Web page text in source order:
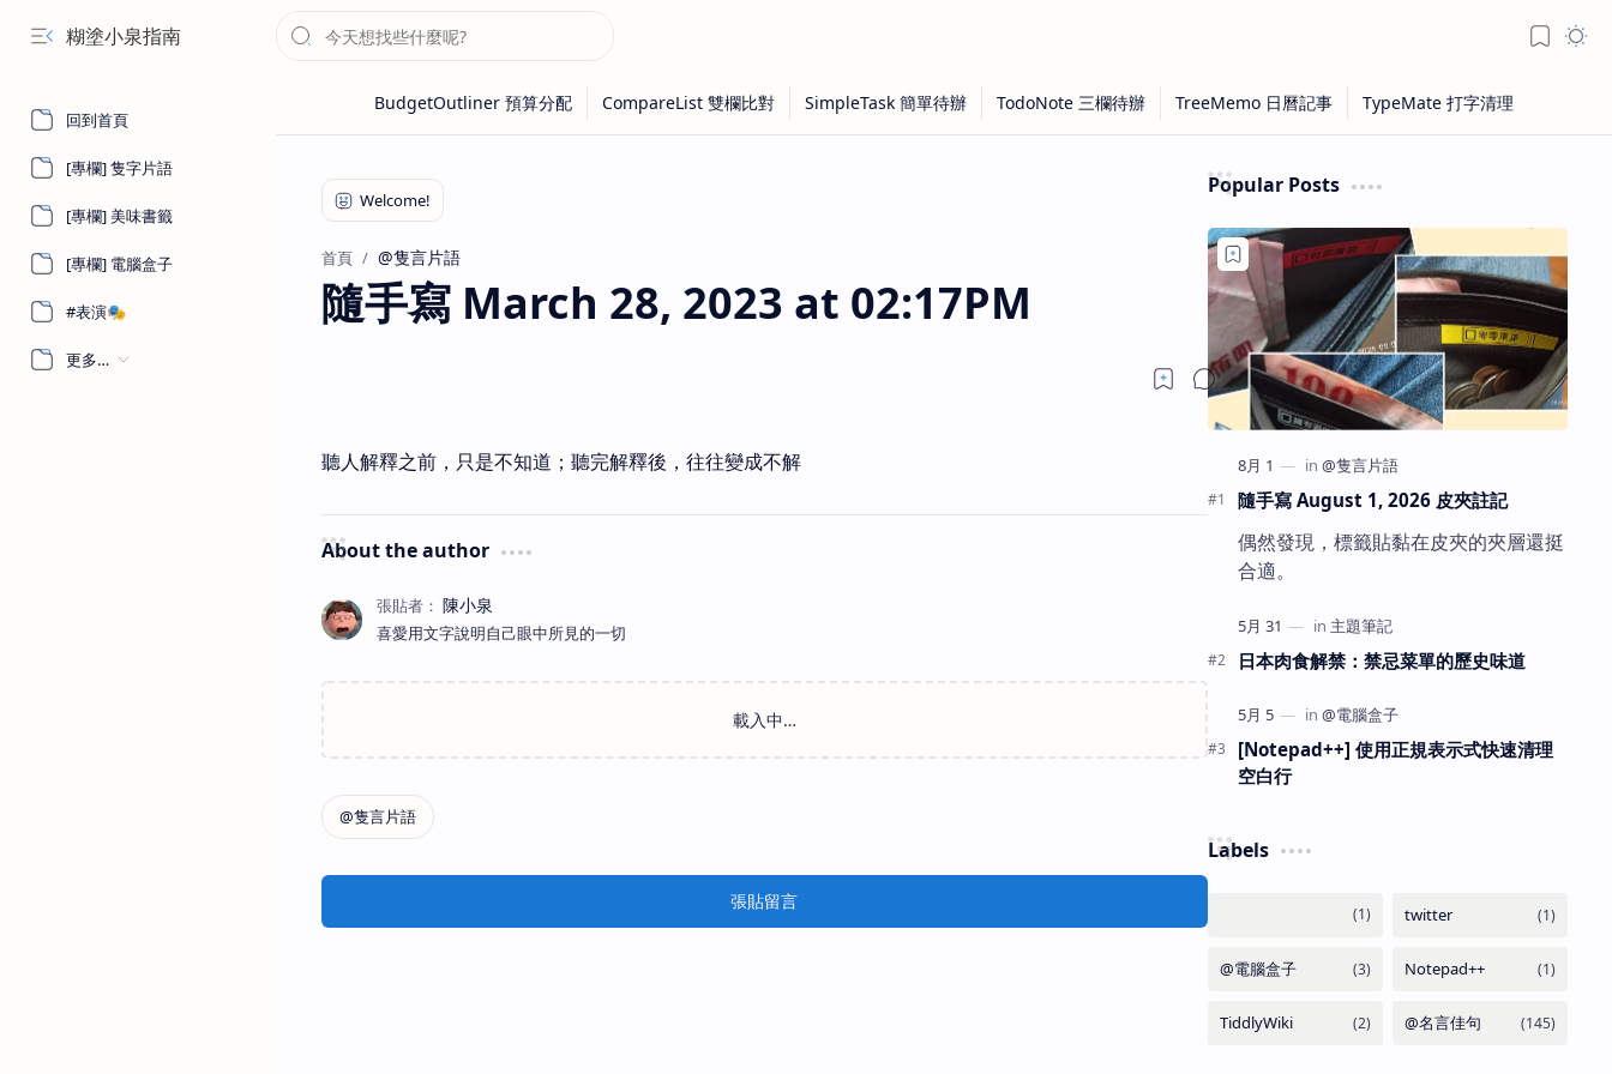
糊塗小泉指南
回到首頁
[專欄] 隻字片語
[專欄] 美味書籤
[專欄] 電腦盒子
#表演🎭
更多…
首頁 @隻言片語
隨手寫 March 28, 2023 at 02:17PM
聽人解釋之前，只是不知道；聽完解釋後，往往變成不解
About the author
喜愛用文字說明自己眼中所見的一切
張貼留言
Popular Posts
隨手寫 August 1, 2026 皮夾註記
偶然發現，標籤貼黏在皮夾的夾層還挺
合適。
日本肉食解禁：禁忌菜單的歷史味道
[Notepad++] 使用正規表示式快速清理
空白行
Labels